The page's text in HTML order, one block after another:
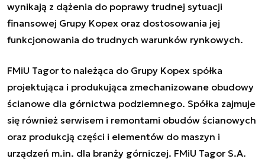
wynikają z dążenia do poprawy trudnej sytuacji
finansowej Grupy Kopex oraz dostosowania jej
funkcjonowania do trudnych warunków rynkowych.
FMiU Tagor to należąca do Grupy Kopex spółka
projektująca i produkująca zmechanizowane obudowy
ścianowe dla górnictwa podziemnego. Spółka zajmuje
się również serwisem i remontami obudów ścianowych
oraz produkcją części i elementów do maszyn i
urządzeń m.in. dla branży górniczej. FMiU Tagor S.A.